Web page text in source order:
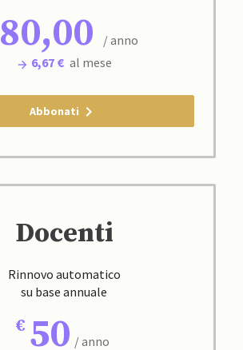
80,00
/ anno
6,67 € al mese
Abbonati
Docenti
Rinnovo automatico
su base annuale
50 / anno